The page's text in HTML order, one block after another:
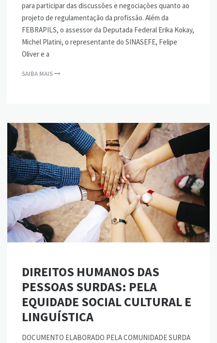
para participar das discussões e negociações quanto ao
projeto de regulamentação da profissão. Além da
FEBRAPILS, o assessor da Deputada Federal Erika Kokay,
Michel Platini, o representante do SINASEFE, Felipe
Oliver e a
SAIBA MAIS
DIREITOS HUMANOS DAS
PESSOAS SURDAS: PELA
EQUIDADE SOCIAL CULTURAL E
LINGUÍSTICA
DOCUMENTO ELABORADO PELA COMUNIDADE SURDA